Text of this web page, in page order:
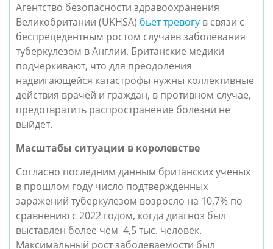
Агентство безопасности здравоохранения
Великобритании (UKHSA) бьет тревогу в связи с
беспрецедентным ростом случаев заболевания
туберкулезом в Англии. Британские медики
подчеркивают, что для преодоления
надвигающейся катастрофы нужны коллективные
действия врачей и граждан, в противном случае,
предотвратить распространение болезни не
выйдет.
Масштабы ситуации в королевстве
Согласно последним данным британских ученых
в прошлом году число подтвержденных
заражений туберкулезом возросло на 10,7% по
сравнению с 2022 годом, когда диагноз был
выставлен более чем 4,5 тыс. человек.
Максимальный рост заболеваемости был